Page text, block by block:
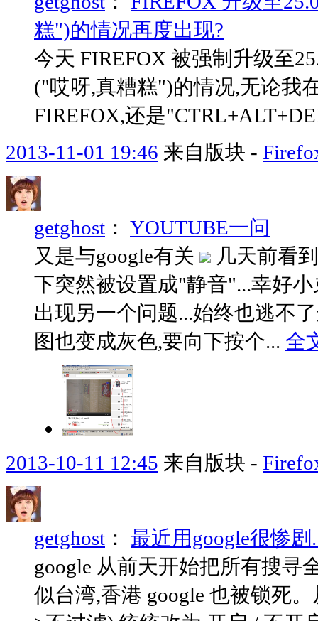
糕")的情况再度出现?
今天 FIREFOX 被强制升级至
("哎呀,真糟糕")的情况,无论我
FIREFOX,还是
2013-11-01 19:46 来自版块 -
getghost ： YOUTUBE一问
又是与google有关
几天前看
下突然被设置成"静音"...幸好
出现另一个问题...始终也逃不
图也变成灰色,要向下按个... 全
2013-10-11 12:45 来自版块 -
getghost ： 最近用google很惨剧
google 从前天开始把所有搜
似台湾,香港 google 也被锁死